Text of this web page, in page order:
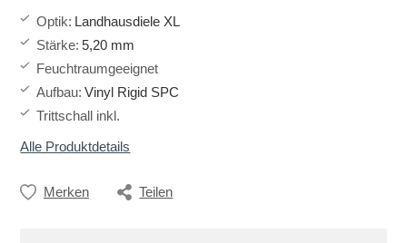
Optik: Landhausdiele XL
Stärke: 5,20 mm
Feuchtraumgeeignet
Aufbau: Vinyl Rigid SPC
Trittschall inkl.
Alle Produktdetails
Merken Teilen